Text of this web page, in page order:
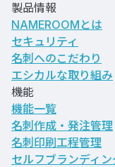
製品情報
NAMEROOMとは
セキュリティ
名刺へのこだわり
エシカルな取り組み
機能
機能一覧
名刺作成・発注管理
名刺印刷工程管理
セルフブランディン